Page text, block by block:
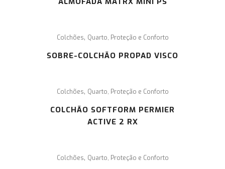
Colchões, Quarto, Proteção e Conforto
SOBRE-COLCHÃO PROPAD VISCO
Colchões, Quarto, Proteção e Conforto
COLCHÃO SOFTFORM PERMIER
ACTIVE 2 RX
Colchões, Quarto, Proteção e Conforto